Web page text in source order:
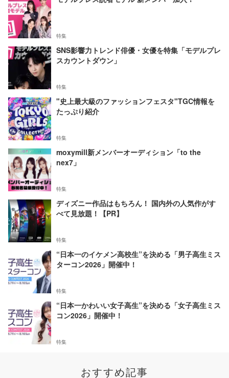
特集
SNS影響力トレンド俳優・女優を特集「モデルプレ
スカウントダウン」
特集
"史上最大級のファッションフェスタ"TGC情報を
たっぷり紹介
特集
moxymill新メンバーオーディション「to the
nex7」
特集
ディズニー作品はもちろん！ 国内外の人気作がす
べて見放題！【PR】
特集
“日本一のイケメン高校生”を決める「男子高生ミス
ターコン2026」開催中！
特集
“日本一かわいい女子高生”を決める「女子高生ミス
コン2026」開催中！
特集
おすすめ記事